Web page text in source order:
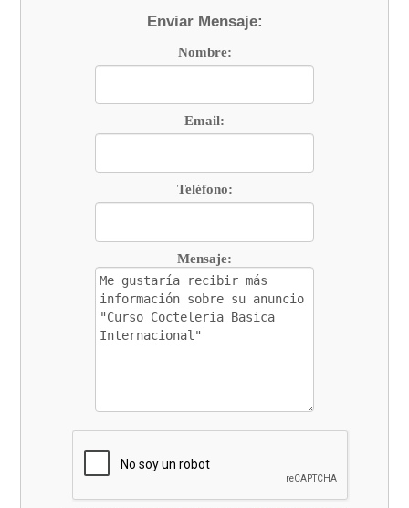
Enviar Mensaje:
Nombre:
Email:
Teléfono:
Mensaje: